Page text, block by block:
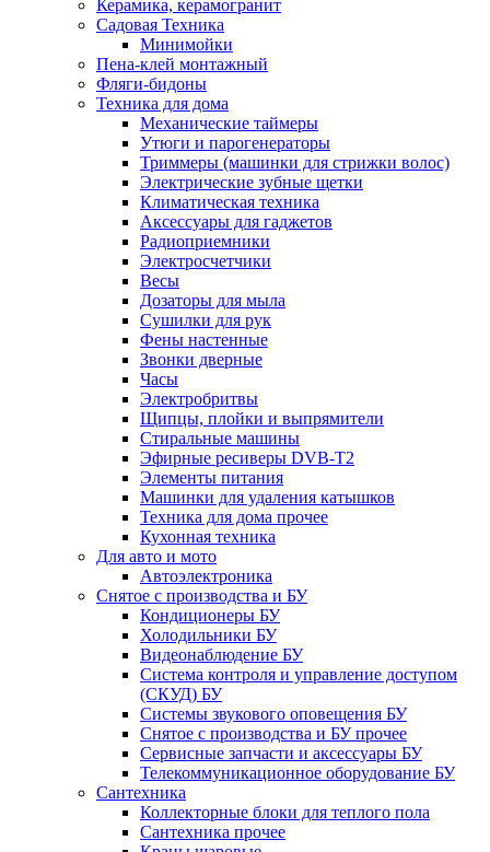
Керамика, керамогранит
Садовая Техника
Минимойки
Пена-клей монтажный
Фляги-бидоны
Техника для дома
Механические таймеры
Утюги и парогенераторы
Триммеры (машинки для стрижки волос)
Электрические зубные щетки
Климатическая техника
Аксессуары для гаджетов
Радиоприемники
Электросчетчики
Весы
Дозаторы для мыла
Сушилки для рук
Фены настенные
Звонки дверные
Часы
Электробритвы
Щипцы, плойки и выпрямители
Стиральные машины
Эфирные ресиверы DVB-T2
Элементы питания
Машинки для удаления катышков
Техника для дома прочее
Кухонная техника
Для авто и мото
Автоэлектроника
Снятое с производства и БУ
Кондиционеры БУ
Холодильники БУ
Видеонаблюдение БУ
Система контроля и управление доступом
(СКУД) БУ
Системы звукового оповещения БУ
Снятое с производства и БУ прочее
Сервисные запчасти и аксессуары БУ
Телекоммуникационное оборудование БУ
Сантехника
Коллекторные блоки для теплого пола
Сантехника прочее